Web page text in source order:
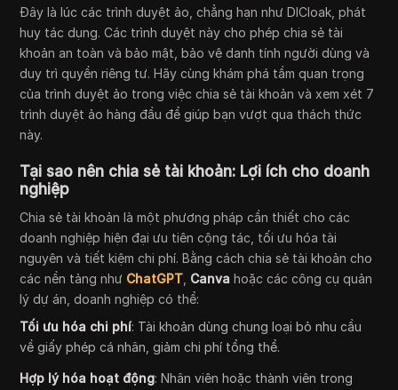
Đây là lúc các trình duyệt ảo, chẳng hạn như DICloak, phát
huy tác dụng. Các trình duyệt này cho phép chia sẻ tài
khoản an toàn và bảo mật, bảo vệ danh tính người dùng và
duy trì quyền riêng tư. Hãy cùng khám phá tầm quan trọng
của trình duyệt ảo trong việc chia sẻ tài khoản và xem xét 7
trình duyệt ảo hàng đầu để giúp bạn vượt qua thách thức
này.
Tại sao nên chia sẻ tài khoản: Lợi ích cho doanh
nghiệp
Chia sẻ tài khoản là một phương pháp cần thiết cho các
doanh nghiệp hiện đại ưu tiên cộng tác, tối ưu hóa tài
nguyên và tiết kiệm chi phí. Bằng cách chia sẻ tài khoản cho
các nền tảng như ChatGPT Canva hoặc các công cụ quản
lý dự án, doanh nghiệp có thể:
Tối ưu hóa chi phí: Tài khoản dùng chung loại bỏ nhu cầu
về giấy phép cá nhân, giảm chi phí tổng thể.
Hợp lý hóa hoạt động: Nhân viên hoặc thành viên trong